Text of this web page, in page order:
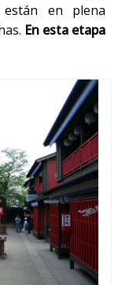
en plena
En esta etapa